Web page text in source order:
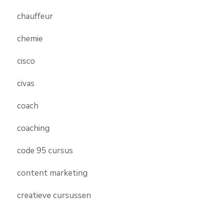
chauffeur
chemie
cisco
civas
coach
coaching
code 95 cursus
content marketing
creatieve cursussen